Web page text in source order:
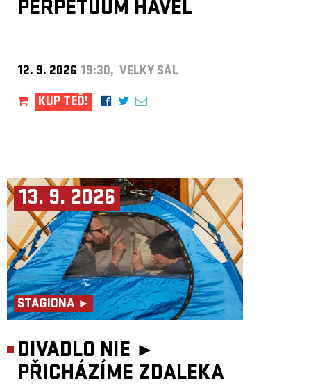
PERPETUUM HAVEL
12. 9. 2026 19:30, VELKÝ SÁL
KUP TEĎ!
13. 9. 2026
STAGIONA ►
DIVADLO NIE ►
PŘICHÁZÍME ZDALEKA